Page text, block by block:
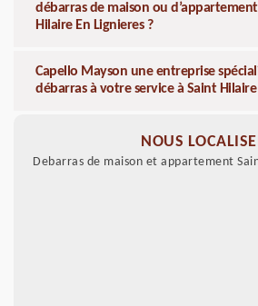
débarras de maison ou
Hilaire En Lignieres ?
Capello Mayson une entreprise
débarras à votre service à Saint Hilaire
NOUS
Debarras de maison et appartement